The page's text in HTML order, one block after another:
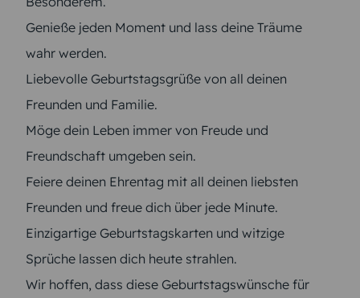
Genieße jeden Moment und lass deine Träume
wahr werden.
Liebevolle Geburtstagsgrüße von all deinen
Freunden und Familie.
Möge dein Leben immer von Freude und
Freundschaft umgeben sein.
Feiere deinen Ehrentag mit all deinen liebsten
Freunden und freue dich über jede Minute.
Einzigartige Geburtstagskarten und witzige
Sprüche lassen dich heute strahlen.
Wir hoffen, dass diese Geburtstagswünsche für